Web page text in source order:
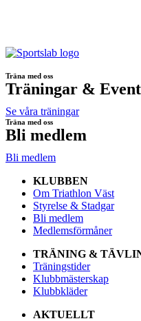
Träna med oss
Träningar &
Se våra träningar
Träna med oss
Bli medlem
Bli medlem
KLUBBEN
Om Triathlon Väst
Styrelse & Stadgar
Bli medlem
Medlemsförmåner
TRÄNING &
Träningstider
Klubbmästerskap
Klubbkläder
AKTUELLT